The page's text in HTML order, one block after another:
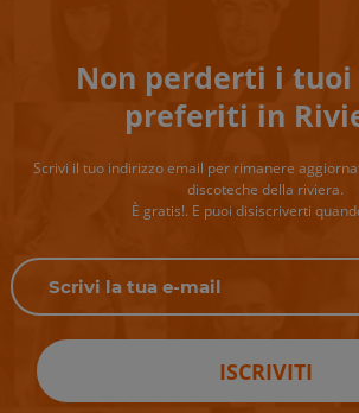
Non perderti i
preferiti in
Scrivi il tuo indirizzo email per rimanere
discoteche della riviera.
È gratis!. E puoi disiscriverti
ISCRIVITI